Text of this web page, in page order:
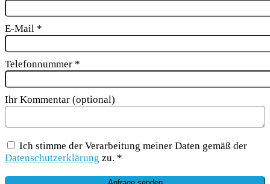
E-Mail *
Telefonnummer *
Ihr Kommentar (optional)
Ich stimme der Verarbeitung meiner Daten gemäß der
Datenschutzerklärung zu. *